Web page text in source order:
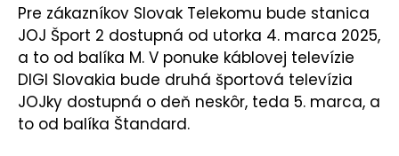
KONTAKT
Pre zákazníkov Slovak Telekomu bude stanica
JOJ Šport 2 dostupná od utorka 4. marca 2025,
a to od balíka M. V ponuke káblovej televízie
DIGI Slovakia bude druhá športová televízia
JOJky dostupná o deň neskôr, teda 5. marca, a
to od balíka Štandard.